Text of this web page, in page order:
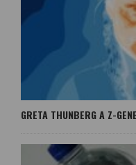
GRETA THUNBERG A Z-